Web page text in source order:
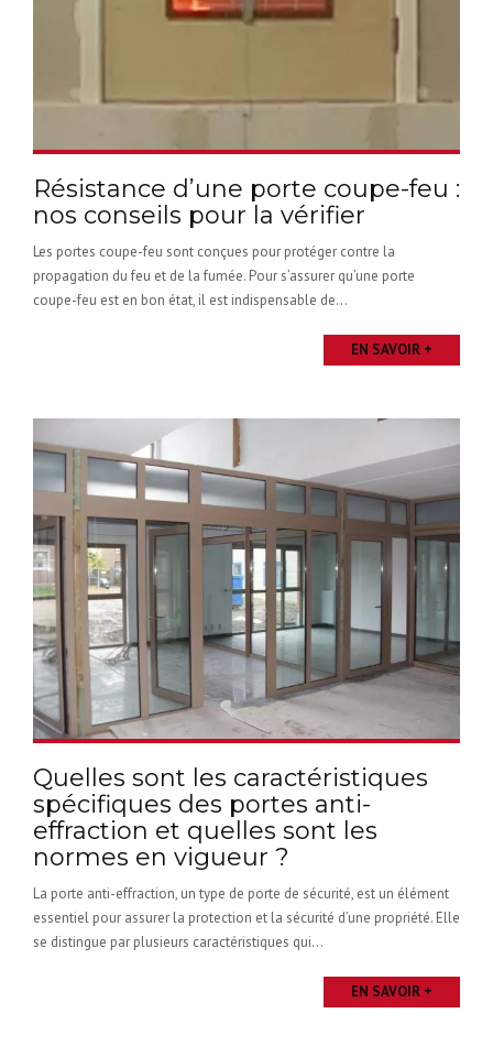
Résistance d’une porte coupe-feu :
nos conseils pour la vérifier
Les portes coupe-feu sont conçues pour protéger contre la
propagation du feu et de la fumée. Pour s’assurer qu’une porte
coupe-feu est en bon état, il est indispensable de...
EN SAVOIR +
Quelles sont les caractéristiques
spécifiques des portes anti-
effraction et quelles sont les
normes en vigueur ?
La porte anti-effraction, un type de porte de sécurité, est un élément
essentiel pour assurer la protection et la sécurité d’une propriété. Elle
se distingue par plusieurs caractéristiques qui...
EN SAVOIR +